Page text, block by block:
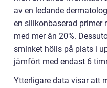
av en ledande
en silikonbaserad primer
med mer än 20%.
sminket hölls på plats i
jämfört med endast 6
Ytterligare data visar att